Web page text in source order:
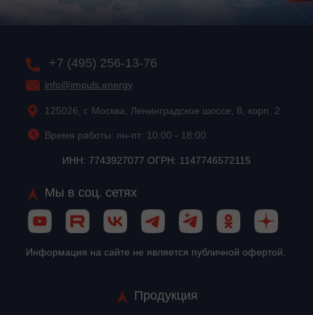
+7 (495) 256-13-76
info@impuls.energy
125026, г. Москва, Ленинградское шоссе, 8, корп. 2
Время работы: пн-пт: 10:00 - 18:00
ИНН: 7743927077 ОГРН: 1147746572115
Мы в соц. сетях
Информация на сайте не является публичной офертой.
Продукция